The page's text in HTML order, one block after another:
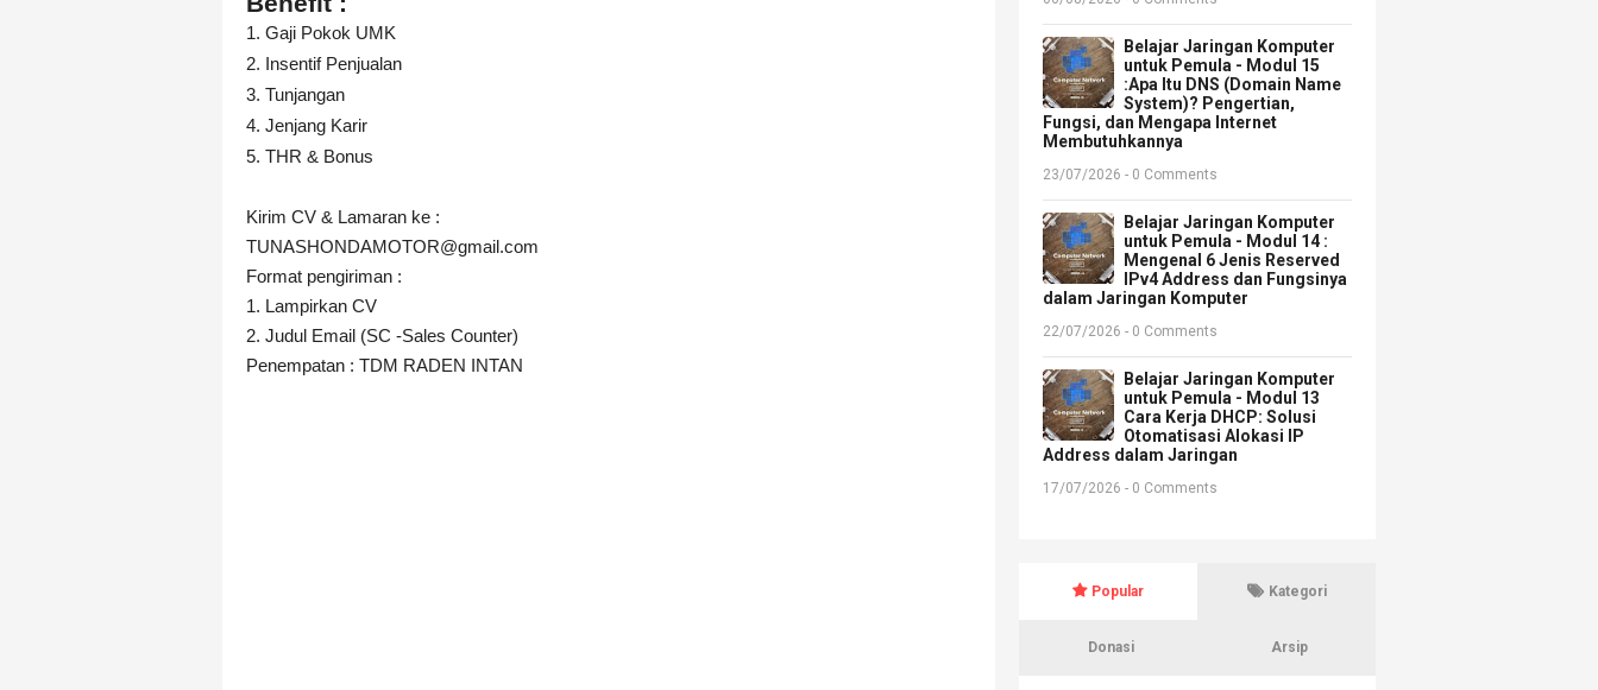
1. Gaji Pokok UMK
2. Insentif Penjualan
3. Tunjangan
4. Jenjang Karir
5. THR & Bonus
Kirim CV & Lamaran ke :
TUNASHONDAMOTOR@gmail.com
Format pengiriman :
1. Lampirkan CV
2. Judul Email (SC -Sales Counter)
Penempatan : TDM RADEN INTAN
Belajar Jaringan Komputer
untuk Pemula - Modul 15
:Apa Itu DNS (Domain Name
System)? Pengertian,
Fungsi, dan Mengapa Internet
Membutuhkannya
23/07/2026 - 0 Comments
Belajar Jaringan Komputer
untuk Pemula - Modul 14 :
Mengenal 6 Jenis Reserved
IPv4 Address dan Fungsinya
dalam Jaringan Komputer
22/07/2026 - 0 Comments
Belajar Jaringan Komputer
untuk Pemula - Modul 13
Cara Kerja DHCP: Solusi
Otomatisasi Alokasi IP
Address dalam Jaringan
17/07/2026 - 0 Comments
Popular Kategori
Donasi Arsip